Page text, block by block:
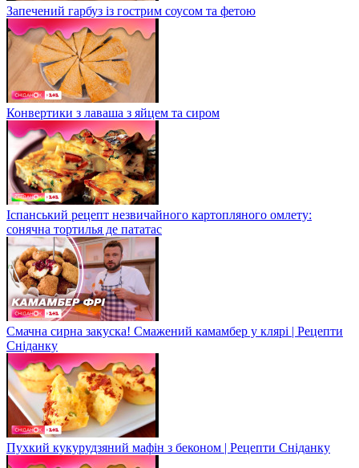
Запечений гарбуз із гострим соусом та фетою
Конвертики з лаваша з яйцем та сиром
Іспанський рецепт незвичайного картопляного омлету:
сонячна тортилья де пататас
Смачна сирна закуска! Смажений камамбер у клярі | Рецепти
Сніданку
Пухкий кукурудзяний мафін з беконом | Рецепти Сніданку